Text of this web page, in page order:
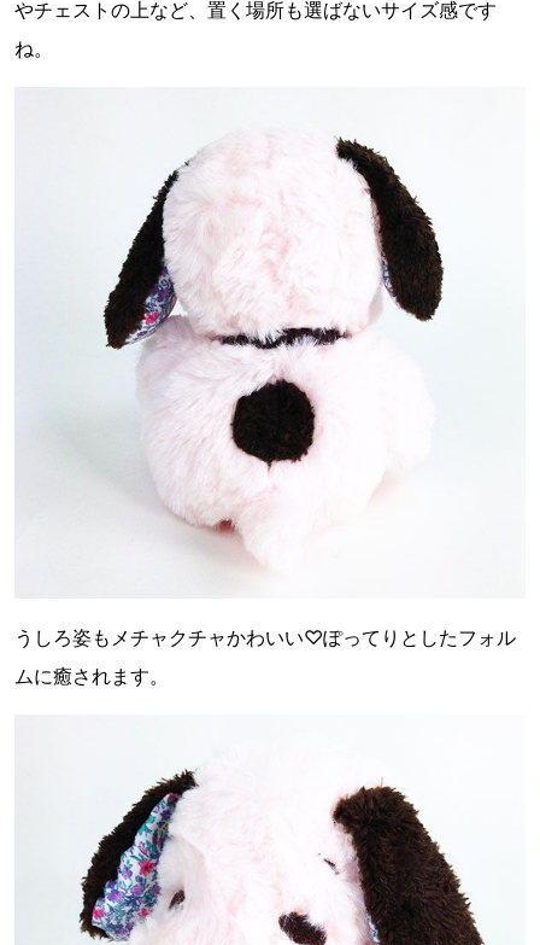
やチェストの上など、置く場所も選ばないサイズ感です
ね。
うしろ姿もメチャクチャかわいい♡ぽってりとしたフォル
ムに癒されます。